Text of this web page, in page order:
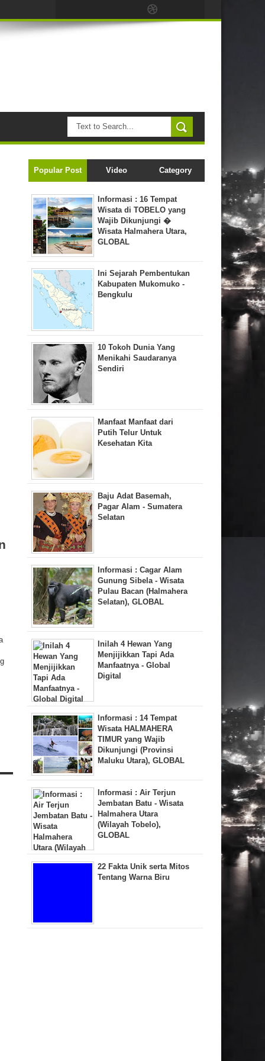
Popular Post Video Category
Informasi : 16 Tempat
Wisata di TOBELO yang
Wajib Dikunjungi �
Wisata Halmahera Utara,
GLOBAL
Ini Sejarah Pembentukan
Kabupaten Mukomuko -
Bengkulu
10 Tokoh Dunia Yang
Menikahi Saudaranya
Sendiri
Manfaat Manfaat dari
Putih Telur Untuk
Kesehatan Kita
Baju Adat Basemah,
Pagar Alam - Sumatera
Selatan
Informasi : Cagar Alam
Gunung Sibela - Wisata
Pulau Bacan (Halmahera
Selatan), GLOBAL
Inilah 4 Hewan Yang
Menjijikkan Tapi Ada
Manfaatnya - Global
Digital
Informasi : 14 Tempat
Wisata HALMAHERA
TIMUR yang Wajib
Dikunjungi (Provinsi
Maluku Utara), GLOBAL
Informasi : Air Terjun
Jembatan Batu - Wisata
Halmahera Utara
(Wilayah Tobelo),
GLOBAL
22 Fakta Unik serta Mitos
Tentang Warna Biru